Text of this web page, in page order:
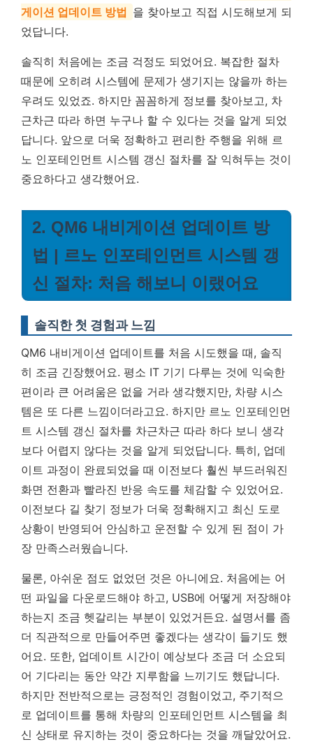
게이션 업데이트 방법 을 찾아보고 직접 시도해보게 되
었답니다.
솔직히 처음에는 조금 걱정도 되었어요. 복잡한 절차
때문에 오히려 시스템에 문제가 생기지는 않을까 하는
우려도 있었죠. 하지만 꼼꼼하게 정보를 찾아보고, 차
근차근 따라 하면 누구나 할 수 있다는 것을 알게 되었
답니다. 앞으로 더욱 정확하고 편리한 주행을 위해 르
노 인포테인먼트 시스템 갱신 절차를 잘 익혀두는 것이
중요하다고 생각했어요.
2. QM6 내비게이션 업데이트 방
법 | 르노 인포테인먼트 시스템 갱
신 절차: 처음 해보니 이랬어요
솔직한 첫 경험과 느낌
QM6 내비게이션 업데이트를 처음 시도했을 때, 솔직
히 조금 긴장했어요. 평소 IT 기기 다루는 것에 익숙한
편이라 큰 어려움은 없을 거라 생각했지만, 차량 시스
템은 또 다른 느낌이더라고요. 하지만 르노 인포테인먼
트 시스템 갱신 절차를 차근차근 따라 하다 보니 생각
보다 어렵지 않다는 것을 알게 되었답니다. 특히, 업데
이트 과정이 완료되었을 때 이전보다 훨씬 부드러워진
화면 전환과 빨라진 반응 속도를 체감할 수 있었어요.
이전보다 길 찾기 정보가 더욱 정확해지고 최신 도로
상황이 반영되어 안심하고 운전할 수 있게 된 점이 가
장 만족스러웠습니다.
물론, 아쉬운 점도 없었던 것은 아니에요. 처음에는 어
떤 파일을 다운로드해야 하고, USB에 어떻게 저장해야
하는지 조금 헷갈리는 부분이 있었거든요. 설명서를 좀
더 직관적으로 만들어주면 좋겠다는 생각이 들기도 했
어요. 또한, 업데이트 시간이 예상보다 조금 더 소요되
어 기다리는 동안 약간 지루함을 느끼기도 했답니다.
하지만 전반적으로는 긍정적인 경험이었고, 주기적으
로 업데이트를 통해 차량의 인포테인먼트 시스템을 최
신 상태로 유지하는 것이 중요하다는 것을 깨달았어요.